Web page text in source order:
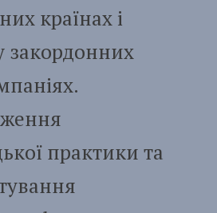
країнах і
практики та